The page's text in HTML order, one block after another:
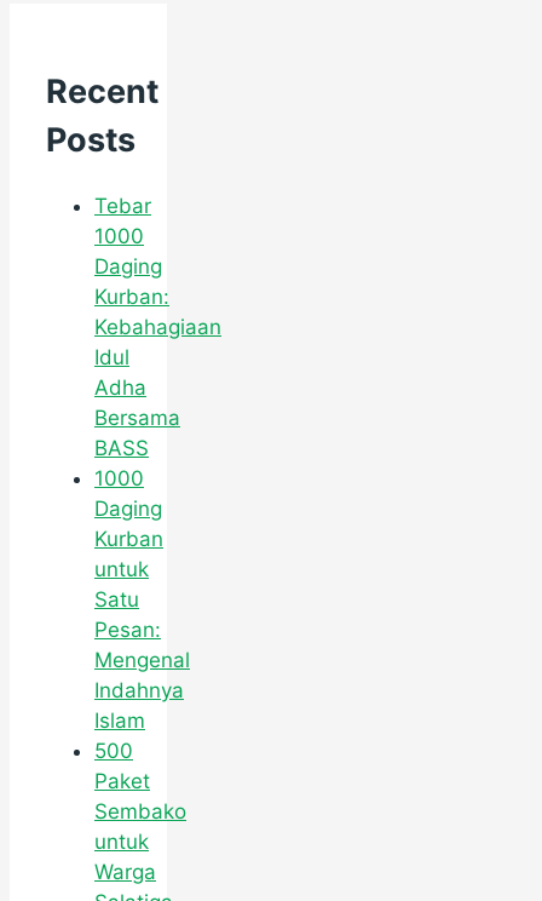
Recent
Posts
Tebar
1000
Daging
Kurban:
Kebahagiaan
Idul
Adha
Bersama
BASS
1000
Daging
Kurban
untuk
Satu
Pesan:
Mengenal
Indahnya
Islam
500
Paket
Sembako
untuk
Warga